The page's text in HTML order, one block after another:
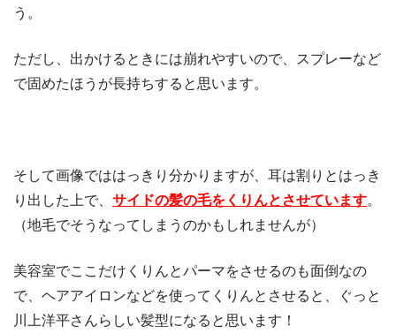
う。
ただし、出かけるときには崩れやすいので、スプレーなど
で固めたほうが長持ちすると思います。
そして画像でははっきり分かりますが、耳は割りとはっき
り出した上で、 サイドの髪の毛をくりんとさせています。
（地毛でそうなってしまうのかもしれませんが）
美容室でここだけくりんとパーマをさせるのも面倒なの
で、ヘアアイロンなどを使ってくりんとさせると、ぐっと
川上洋平さんらしい髪型になると思います！